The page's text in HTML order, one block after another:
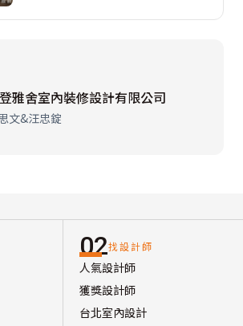
雅舍室內裝修設計有限公司
文&汪忠錠
02找設計師
人氣設計師
獲獎設計師
台北室內設計